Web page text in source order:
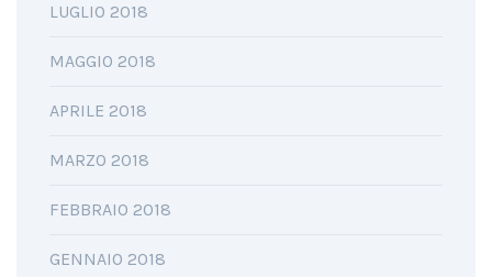
LUGLIO 2018
MAGGIO 2018
APRILE 2018
MARZO 2018
FEBBRAIO 2018
GENNAIO 2018